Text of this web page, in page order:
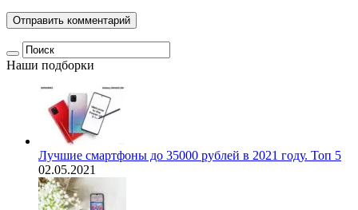
Наши подборки
Лучшие смартфоны до 35000 рублей в 2021 году. Топ 5
02.05.2021